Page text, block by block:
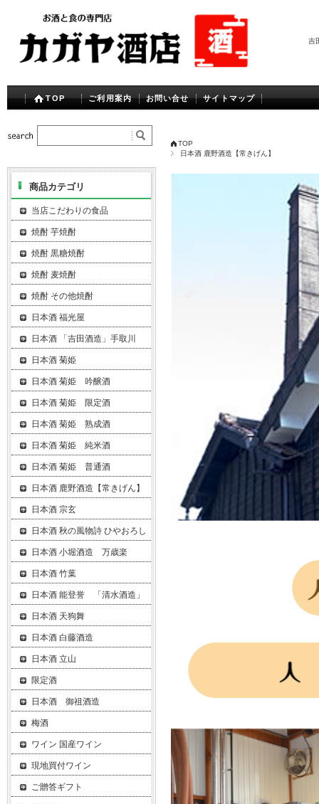
吉
TOP ご利用案内 お問い合せ サイトマップ
TOP
日本酒 鹿野酒造【常きげん】
商品カテゴリ
当店こだわりの食品
焼酎 芋焼酎
焼酎 黒糖焼酎
焼酎 麦焼酎
焼酎 その他焼酎
日本酒 福光屋
日本酒 「吉田酒造」手取川
日本酒 菊姫
日本酒 菊姫 吟醸酒
日本酒 菊姫 限定酒
日本酒 菊姫 熟成酒
日本酒 菊姫 純米酒
日本酒 菊姫 普通酒
日本酒 鹿野酒造【常きげん】
日本酒 宗玄
日本酒 秋の風物詩 ひやおろし
日本酒 小堀酒造 万歳楽
日本酒 竹葉
日本酒 能登誉 「清水酒造」
日本酒 天狗舞
日本酒 白藤酒造
日本酒 立山
限定酒
日本酒 御祖酒造
梅酒
ワイン 国産ワイン
現地買付ワイン
ご贈答ギフト